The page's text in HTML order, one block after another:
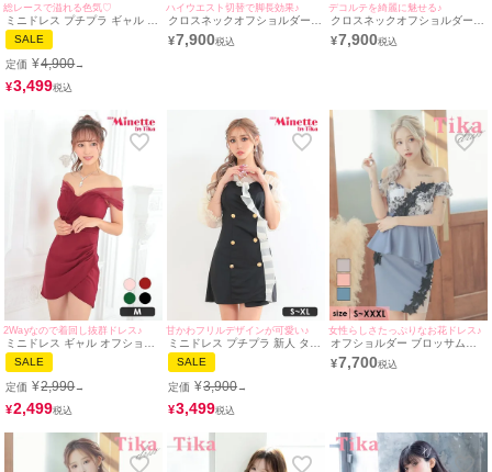
総レースで溢れる色気♡
ミニドレス プチプラ ギャル タ
イト 長袖 袖あり オフショル
セクシー ラウンジ キャミソー
ル レース 花柄 低身長 谷間 リ
ボン キャバドレス (ちぴたん・
れいたぴ着用/S~Lサイズ対応) |
myMinette/マイミネット
SALE
定価 ¥4,900→
¥3,499
ハイウエスト切替で脚長効果♪
クロスネックオフショルダー
3Dフラワーレースくびれ切り
替えギャザースリットタイトミ
¥7,900
デコルテを綺麗に魅せる♪
クロスネックオフショルダー立
体フラワーレースくびれデザイ
ンギャザースリットタイトミニ
¥7,900
2Wayなので着回し抜群ドレス♪
ミニドレス ギャル オフショル
シアー シアー袖 低身長 谷間
キャバドレス (中尾みほ着用/M
サイズ対応) myMinette/マイミ
ネット
SALE
定価 ¥2,990→
¥2,499
甘かわフリルデザインが可愛い♪
ミニドレス プチプラ 新人 タイ
ト 袖あり ワンピース オフショ
ル シアー シアー袖 低身長 胸
元隠し 同伴 フロントダブルボ
タン 黒 キャバドレス (あおぽ
ん着用/S~XLサイズ対応) |
myMinette/マイミネット
SALE
定価 ¥3,900→
¥3,499
女性らしさたっぷりなお花ドレス♪
オフショルダー ブロッサム刺
繍レース バストシースルー ペ
プラム 谷間魅せ タイトミニド
¥7,700